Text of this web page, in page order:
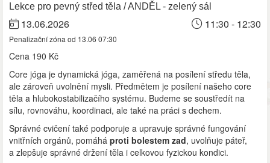
Lekce pro pevný střed těla / ANDĚL - zelený sál
13.06.2026 11:30 - 12:30
Penalizační zóna od 13.06 07:30
Cena 190 Kč
Core jóga je dynamická jóga, zaměřená na posílení středu těla,
ale zároveň uvolnění mysli. Předmětem je posílení našeho core
těla a hlubokostabilizačího systému. Budeme se soustředít na
sílu, rovnováhu, koordinaci, ale také na práci s dechem.
Správné cvičení také podporuje a upravuje správné fungování
vnitřních orgánů, pomáhá proti bolestem zad, uvolňuje páteř,
a zlepšuje správné držení těla i celkovou fyzickou kondici.